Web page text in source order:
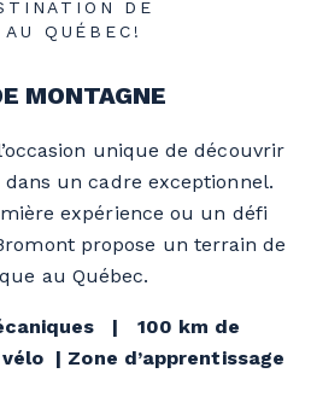
DE
QUÉBEC!
MONTAGNE
unique de découvrir
un cadre exceptionnel.
expérience ou un défi
propose un terrain de
au Québec.
| 100 km de
| Zone d’apprentissage